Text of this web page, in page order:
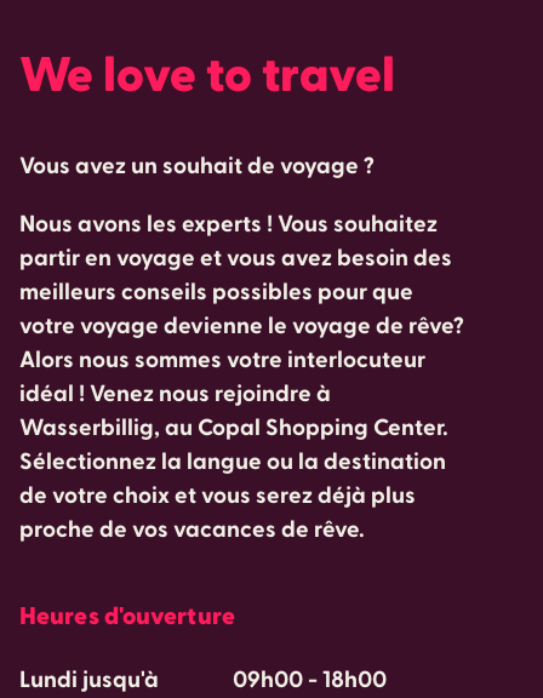
We love to travel
Vous avez un souhait de voyage ?
Nous avons les experts ! Vous souhaitez
partir en voyage et vous avez besoin des
meilleurs conseils possibles pour que
votre voyage devienne le voyage de rêve?
Alors nous sommes votre interlocuteur
idéal ! Venez nous rejoindre à
Wasserbillig, au Copal Shopping Center.
Sélectionnez la langue ou la destination
de votre choix et vous serez déjà plus
proche de vos vacances de rêve.
Heures d'ouverture
Lundi jusqu'à
09h00 -18h00